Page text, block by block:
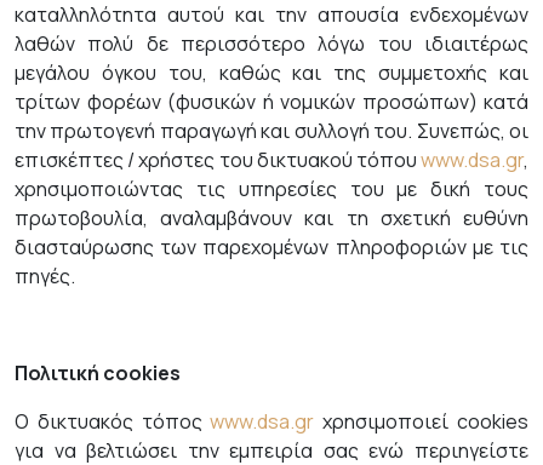
καταλληλότητα αυτού και την απουσία ενδεχομένων
λαθών πολύ δε περισσότερο λόγω του ιδιαιτέρως
μεγάλου όγκου του, καθώς και της συμμετοχής και
τρίτων φορέων (φυσικών ή νομικών προσώπων) κατά
την πρωτογενή παραγωγή και συλλογή του. Συνεπώς, οι
επισκέπτες / χρήστες του δικτυακού τόπουwww.dsa.gr,
χρησιμοποιώντας τις υπηρεσίες του με δική τους
πρωτοβουλία, αναλαμβάνουν και τη σχετική ευθύνη
διασταύρωσης των παρεχομένων πληροφοριών με τις
πηγές.
Πολιτική cookies
Ο δικτυακός τόποςwww.dsa.gr χρησιμοποιεί cookies
για να βελτιώσει την εμπειρία σας ενώ περιηγείστε